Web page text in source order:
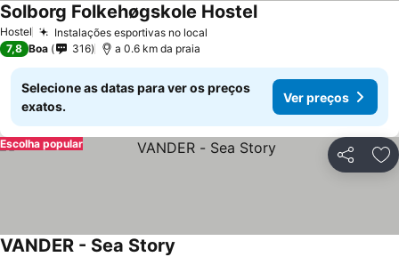
Hostel Instalações esportivas no local
Solborg Folkehøgskole Hostel
7,8 Boa 316 a 0.6 km da praia
Selecione as datas para ver os preços
exatos.
Ver preços
Partilhar
Escolha popular
VANDER - Sea Story